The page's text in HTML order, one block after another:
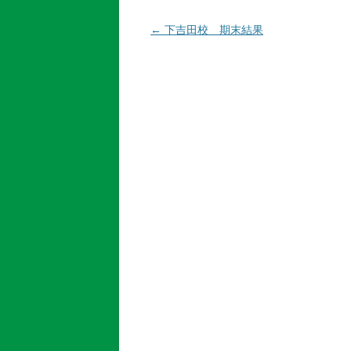
投
← 下吉田校 期末結果